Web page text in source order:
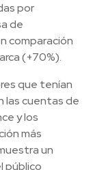
por
de
comparación
(+70%).
que tenían
las cuentas de
y los
más
un
público